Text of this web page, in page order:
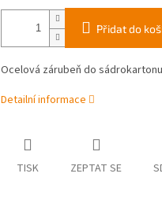
Přidat do
Ocelová zárubeň do
Detailní informace
TISK ZEPTAT SE